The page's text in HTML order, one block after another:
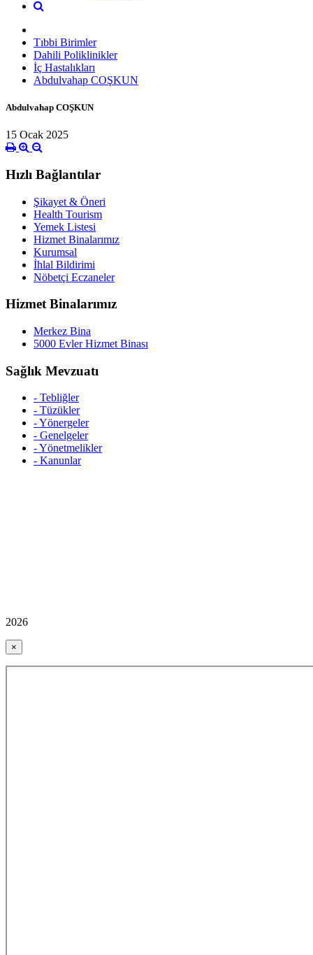
Tıbbi Birimler
Dahili Poliklinikler
İç Hastalıkları
Abdulvahap COŞKUN
Abdulvahap COŞKUN
15 Ocak 2025
Hızlı Bağlantılar
Şikayet & Öneri
Health Tourism
Yemek Listesi
Hizmet Binalarımız
Kurumsal
İhlal Bildirimi
Nöbetçi Eczaneler
Hizmet Binalarımız
Merkez Bina
5000 Evler Hizmet Binası
Sağlık Mevzuatı
- Tebliğler
- Tüzükler
- Yönergeler
- Genelgeler
- Yönetmelikler
- Kanunlar
2026
×